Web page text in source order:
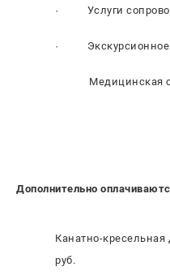
· Услуги
· Экскурсионное
Медицинская
Дополнительно
Канатно-кресельная
руб.